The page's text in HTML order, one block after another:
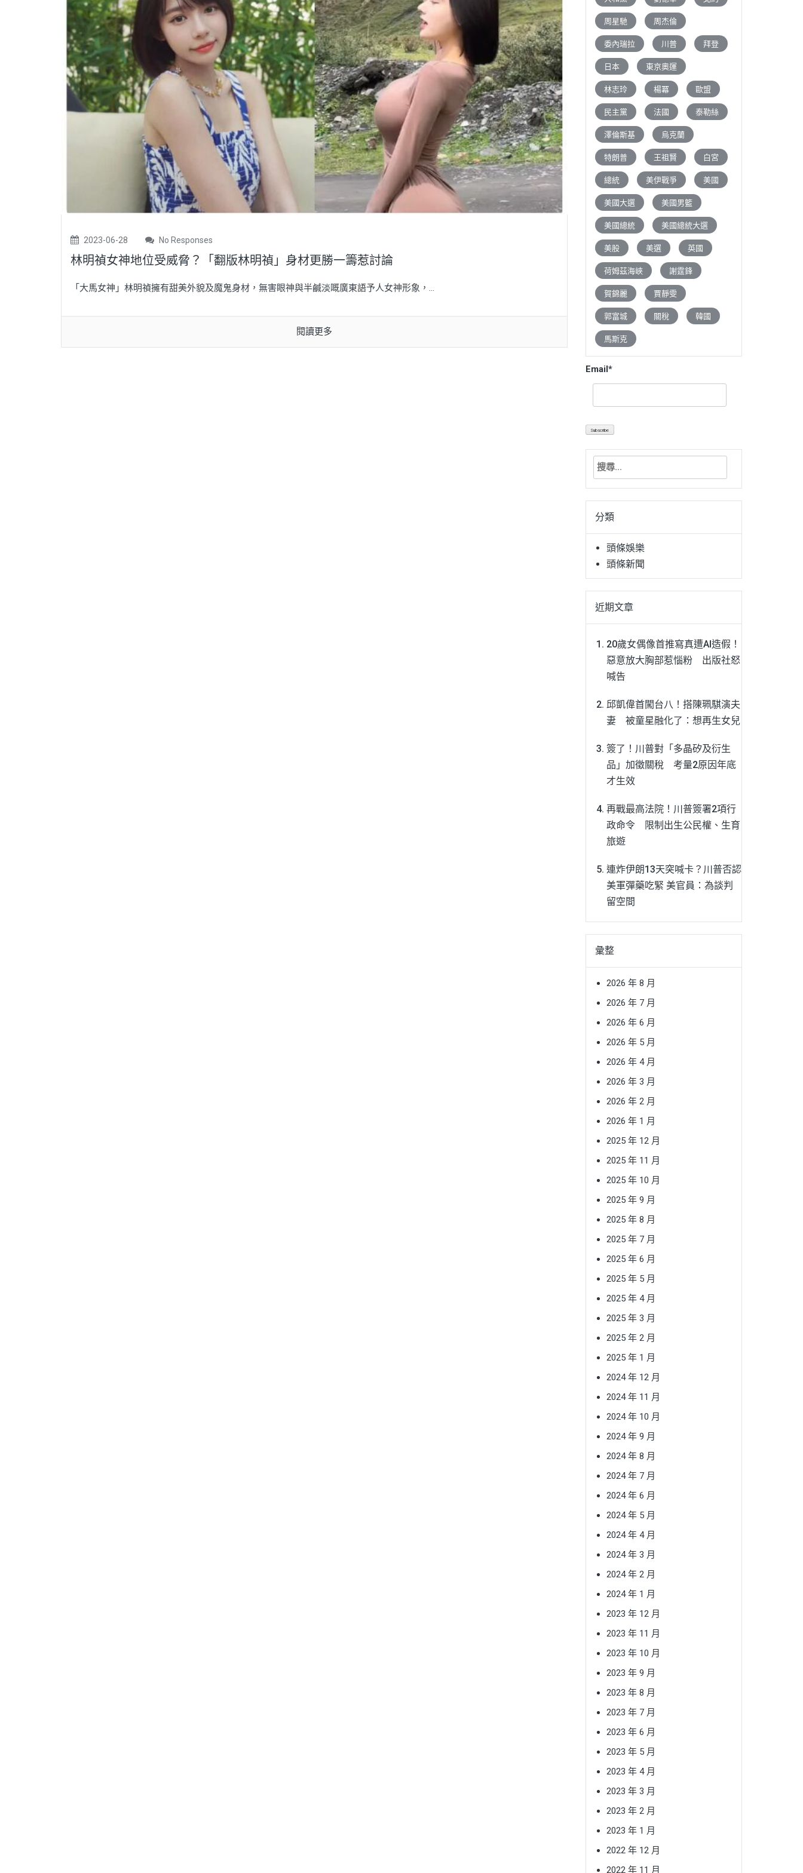
2023-06-28 No Responses
林明禎女神地位受威脅？「翻版林明禎」身材更勝一籌惹討論
「大馬女神」林明禎擁有甜美外貌及魔鬼身材，無害眼神與半鹹淡嘅廣東語予人女神形象，...
閱讀更多
周星馳 周杰倫
委內瑞拉 川普 拜登
日本 東京奧運
林志玲 楊冪 歐盟
民主黨 法國 泰勒絲
澤倫斯基 烏克蘭
特朗普 王祖賢 白宮
總統 美伊戰爭 美國
美國大選 美國男籃
美國總統 美國總統大選
美股 美選 英國
荷姆茲海峽 謝霆鋒
賀錦麗 賈靜雯
郭富城 關稅 韓國
馬斯克
Email*
搜
關
字:分類
頭條娛樂
頭條新聞
近期文章
20歲女偶像首推寫真遭AI造假！
惡意放大胸部惹惱粉 出版社怒
喊告
邱凱偉首闖台八！搭陳珮騏演夫
妻 被童星融化了：想再生女兒
簽了！川普對「多晶矽及衍生
品」加徵關稅 考量2原因年底
才生效
再戰最高法院！川普簽署2項行
政命令 限制出生公民權、生育
旅遊
連炸伊朗13天突喊卡？川普否認
美軍彈藥吃緊 美官員：為談判
留空間
彙整
2026 年 8 月
2026 年 7 月
2026 年 6 月
2026 年 5 月
2026 年 4 月
2026 年 3 月
2026 年 2 月
2026 年 1 月
2025 年 12 月
2025 年 11 月
2025 年 10 月
2025 年 9 月
2025 年 8 月
2025 年 7 月
2025 年 6 月
2025 年 5 月
2025 年 4 月
2025 年 3 月
2025 年 2 月
2025 年 1 月
2024 年 12 月
2024 年 11 月
2024 年 10 月
2024 年 9 月
2024 年 8 月
2024 年 7 月
2024 年 6 月
2024 年 5 月
2024 年 4 月
2024 年 3 月
2024 年 2 月
2024 年 1 月
2023 年 12 月
2023 年 11 月
2023 年 10 月
2023 年 9 月
2023 年 8 月
2023 年 7 月
2023 年 6 月
2023 年 5 月
2023 年 4 月
2023 年 3 月
2023 年 2 月
2023 年 1 月
2022 年 12 月
2022 年 11 月